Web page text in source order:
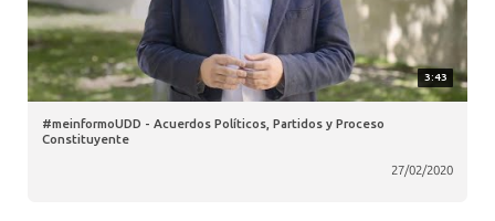
3:43
#meinformoUDD - Acuerdos Políticos, Partidos y Proceso
Constituyente
27/02/2020